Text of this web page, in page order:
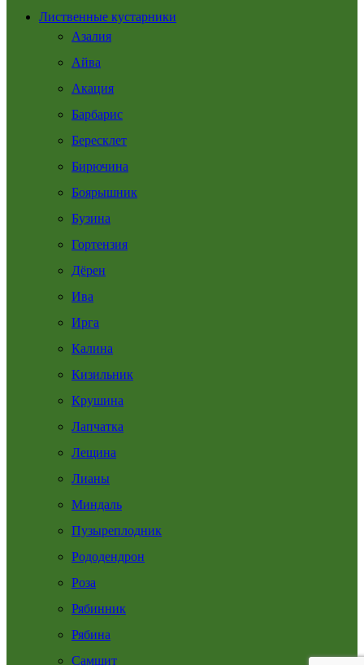
Лиственные кустарники
Азалия
Айва
Акация
Барбарис
Бересклет
Бирючина
Боярышник
Бузина
Гортензия
Дёрен
Ива
Ирга
Калина
Кизильник
Крушина
Лапчатка
Лещина
Лианы
Миндаль
Пузыреплодник
Рододендрон
Роза
Рябинник
Рябина
Самшит